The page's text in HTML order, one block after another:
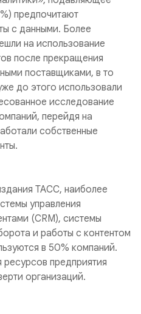
предпочитают
с данными. Более
на использование
после прекращения
поставщиками, в то
до этого использовали
исследование
перейдя на
собственные
ТАСС, наиболее
управления
(CRM), системы
и работы с контентом
в 50% компаний.
ресурсов предприятия
организаций.